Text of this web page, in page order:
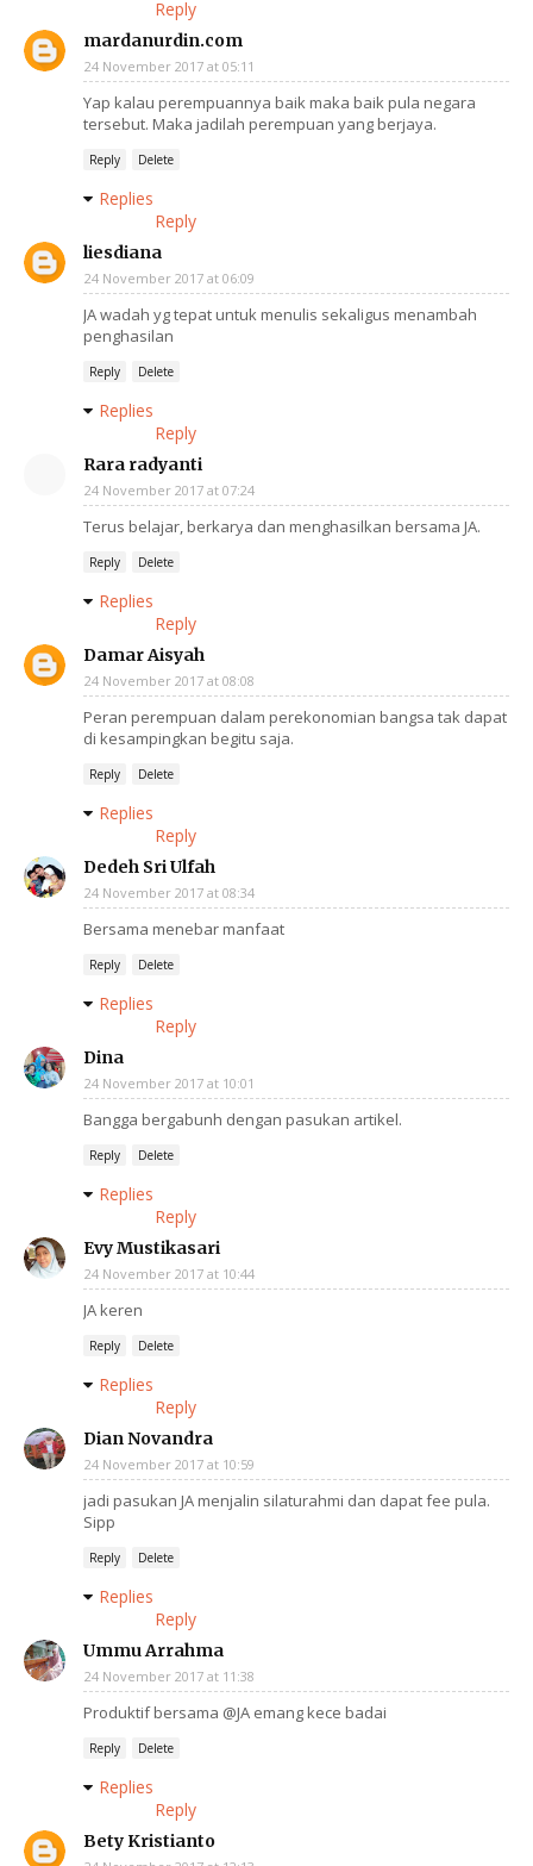
Reply
mardanurdin.com
24 November 2017 at 05:11
Yap kalau perempuannya baik maka baik pula negara
tersebut. Maka jadilah perempuan yang berjaya.
Reply Delete
Replies
Reply
liesdiana
24 November 2017 at 06:09
JA wadah yg tepat untuk menulis sekaligus menambah
penghasilan
Reply Delete
Replies
Reply
Rara radyanti
24 November 2017 at 07:24
Terus belajar, berkarya dan menghasilkan bersama JA.
Reply Delete
Replies
Reply
Damar Aisyah
24 November 2017 at 08:08
Peran perempuan dalam perekonomian bangsa tak dapat
di kesampingkan begitu saja.
Reply Delete
Replies
Reply
Dedeh Sri Ulfah
24 November 2017 at 08:34
Bersama menebar manfaat
Reply Delete
Replies
Reply
Dina
24 November 2017 at 10:01
Bangga bergabunh dengan pasukan artikel.
Reply Delete
Replies
Reply
Evy Mustikasari
24 November 2017 at 10:44
JA keren
Reply Delete
Replies
Reply
Dian Novandra
24 November 2017 at 10:59
jadi pasukan JA menjalin silaturahmi dan dapat fee pula.
Sipp
Reply Delete
Replies
Reply
Ummu Arrahma
24 November 2017 at 11:38
Produktif bersama @JA emang kece badai
Reply Delete
Replies
Reply
Bety Kristianto